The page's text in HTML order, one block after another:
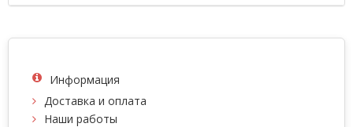
Информация
Доставка и оплата
Наши работы